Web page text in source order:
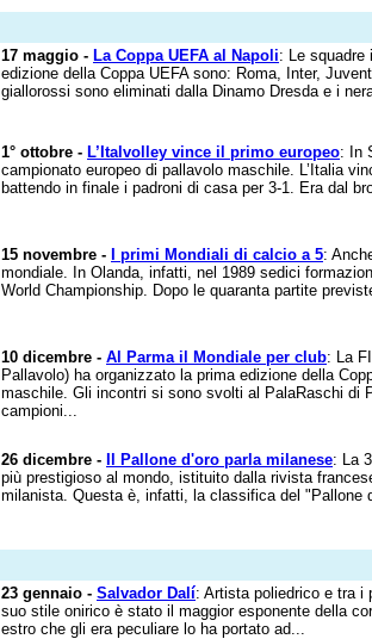
17 maggio - La Coppa UEFA al Napoli: Le squadre
edizione della Coppa UEFA sono: Roma, Inter,
giallorossi sono eliminati dalla Dinamo Dresda e i
1° ottobre - L’Italvolley vince il primo europeo: In
campionato europeo di pallavolo maschile. L’Italia
battendo in finale i padroni di casa per 3-1. Era dal
15 novembre - I primi Mondiali di calcio a 5:
mondiale. In Olanda, infatti, nel 1989 sedici
World Championship. Dopo le quaranta partite
10 dicembre - Al Parma il Mondiale per club: La
Pallavolo) ha organizzato la prima edizione della
maschile. Gli incontri si sono svolti al PalaRaschi di
campioni...
26 dicembre - Il Pallone d'oro parla milanese: La
più prestigioso al mondo, istituito dalla rivista
milanista. Questa è, infatti, la classifica del "Pallone
23 gennaio - Salvador Dalí: Artista poliedrico e tra i
suo stile onirico è stato il maggior esponente della
estro che gli era peculiare lo ha portato ad...